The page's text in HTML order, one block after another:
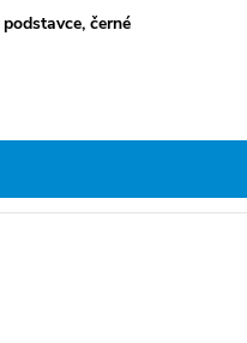
černé